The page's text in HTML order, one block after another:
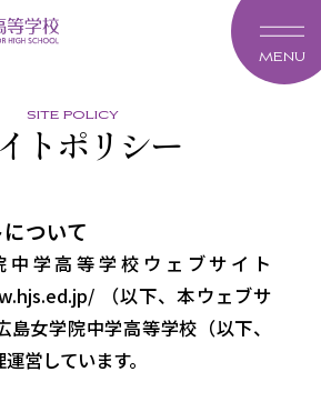
MENU
site policy
トポリシー
ついて
中学高等学校ウェブサイト
（以下、本ウェブサ
島女学院中学高等学校（以下、
営しています。